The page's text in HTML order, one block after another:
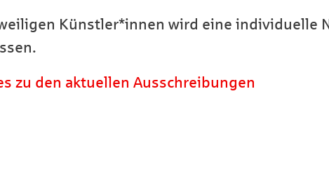
Künstler*innen wird eine individuelle
zu den aktuellen Ausschreibungen